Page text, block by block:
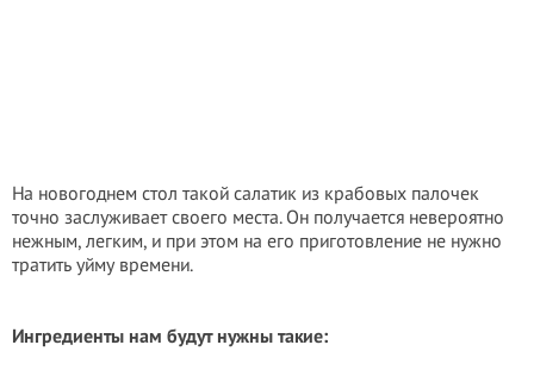
На новогоднем стол такой салатик из крабовых палочек
точно заслуживает своего места. Он получается невероятно
нежным, легким, и при этом на его приготовление не нужно
тратить уйму времени.
Ингредиенты нам будут нужны такие: